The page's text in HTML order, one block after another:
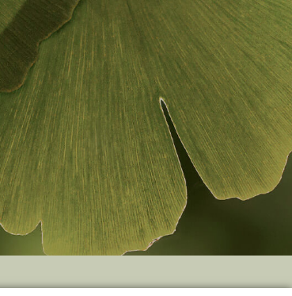
& BERATUNG KONTAKT